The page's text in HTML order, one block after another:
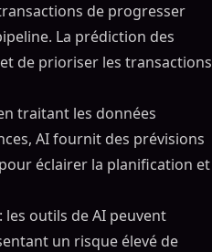
de progresser
La prédiction des
de prioriser les transactions
traitant les données
AI fournit des prévisions
éclairer la planification et
outils de AI peuvent
un risque élevé de